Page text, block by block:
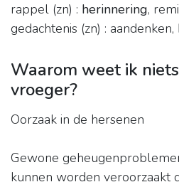
rappel (zn) : herinnering,
gedachtenis (zn) : aandenken,
Waarom weet ik
vroeger?
Oorzaak in de hersenen
Gewone
kunnen worden veroorzaakt